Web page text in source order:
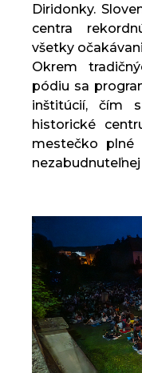
Diridonky.
centra
všetky
Okrem
pódiu sa
inštitúcií, čím
historické
mestečko plné